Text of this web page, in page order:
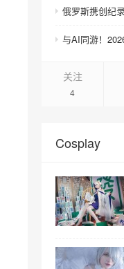
俄罗斯携创纪
与AI同游！
关注
4
Cosplay